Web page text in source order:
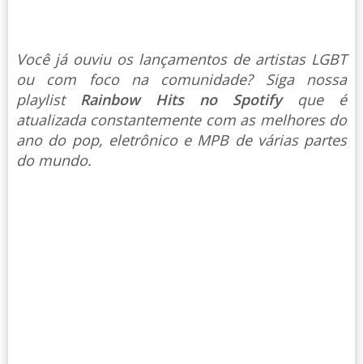
Você já ouviu os lançamentos de artistas LGBT
ou com foco na comunidade? Siga nossa
playlist Rainbow Hits no Spotify que é
atualizada constantemente com as melhores do
ano do pop, eletrônico e MPB de várias partes
do mundo.